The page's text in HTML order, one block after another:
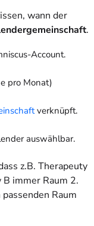
wann der
.
Account.
pro Monat)
verknüpft.
auswählbar.
z.B. Therapeuty
immer Raum 2.
Raum